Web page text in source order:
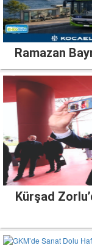
Ramazan
Kürşad